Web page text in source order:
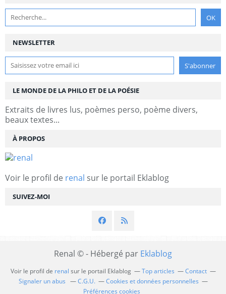
NEWSLETTER
SUIVEZ-MOI
LE MONDE DE LA PHILO ET DE LA POÉSIE
Extraits de livres lus, poèmes perso, poème divers,
beaux textes...
À PROPOS
Voir le profil de renal sur le portail Eklablog
Renal © - Hébergé par Eklablog
Voir le profil de renal sur le portail Eklablog Top articles
Contact
Signaler un abus
C.G.U.
Cookies et données personnelles
Préférences cookies